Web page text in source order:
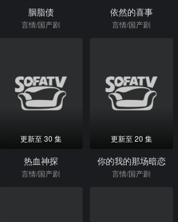
胭脂债
言情/国产剧
依然的喜事
言情/国产剧
更新至 30 集
热血神探
言情/国产剧
更新至 20 集
你的我的那场暗恋
言情/国产剧